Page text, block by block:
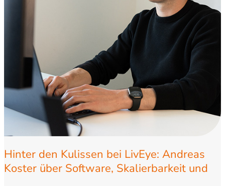
Hinter den Kulissen bei LivEye: Andreas
Koster über Software, Skalierbarkeit und